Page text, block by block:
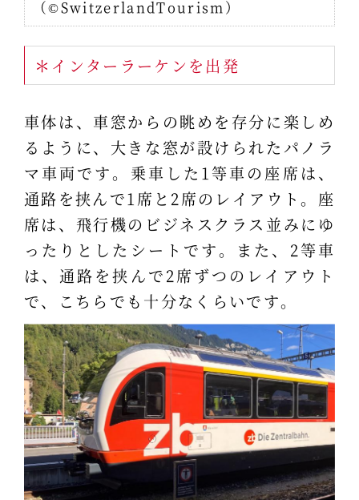
（©SwitzerlandTourism）
＊インターラーケンを出発
車体は、車窓からの眺めを存分に楽しめ
るように、大きな窓が設けられたパノラ
マ車両です。乗車した1等車の座席は、
通路を挟んで1席と2席のレイアウト。座
席は、飛行機のビジネスクラス並みにゆ
ったりとしたシートです。また、2等車
は、通路を挟んで2席ずつのレイアウト
で、こちらでも十分なくらいです。